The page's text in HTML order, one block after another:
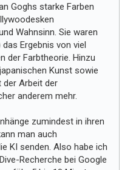
Goghs starke Farben
Wahnsinn. Sie waren
Ergebnis von viel
der Farbtheorie. Hinzu
Kunst sowie
der Arbeit der
anderem mehr.
zumindest in ihren
man auch
KI senden. Also habe ich
Recherche bei Google